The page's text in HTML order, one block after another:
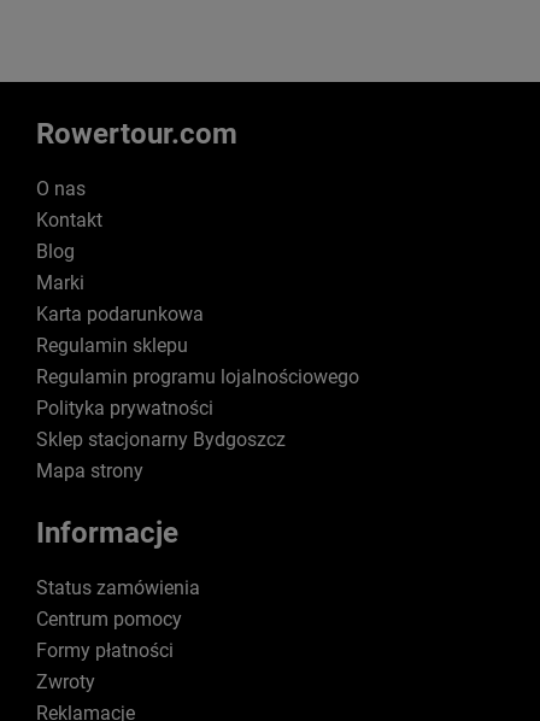
Rowertour.com
O nas
Kontakt
Blog
Marki
Karta podarunkowa
Regulamin sklepu
Regulamin programu lojalnościowego
Polityka prywatności
Sklep stacjonarny Bydgoszcz
Mapa strony
Informacje
Status zamówienia
Centrum pomocy
Formy płatności
Zwroty
Reklamacje